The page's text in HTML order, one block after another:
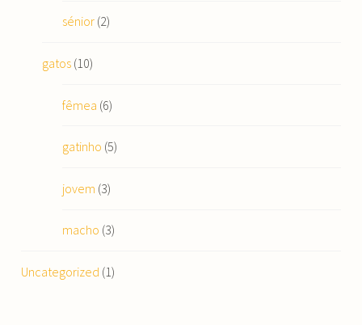
sénior (2)
gatos(10)
fêmea (6)
gatinho (5)
jovem (3)
macho (3)
Uncategorized (1)